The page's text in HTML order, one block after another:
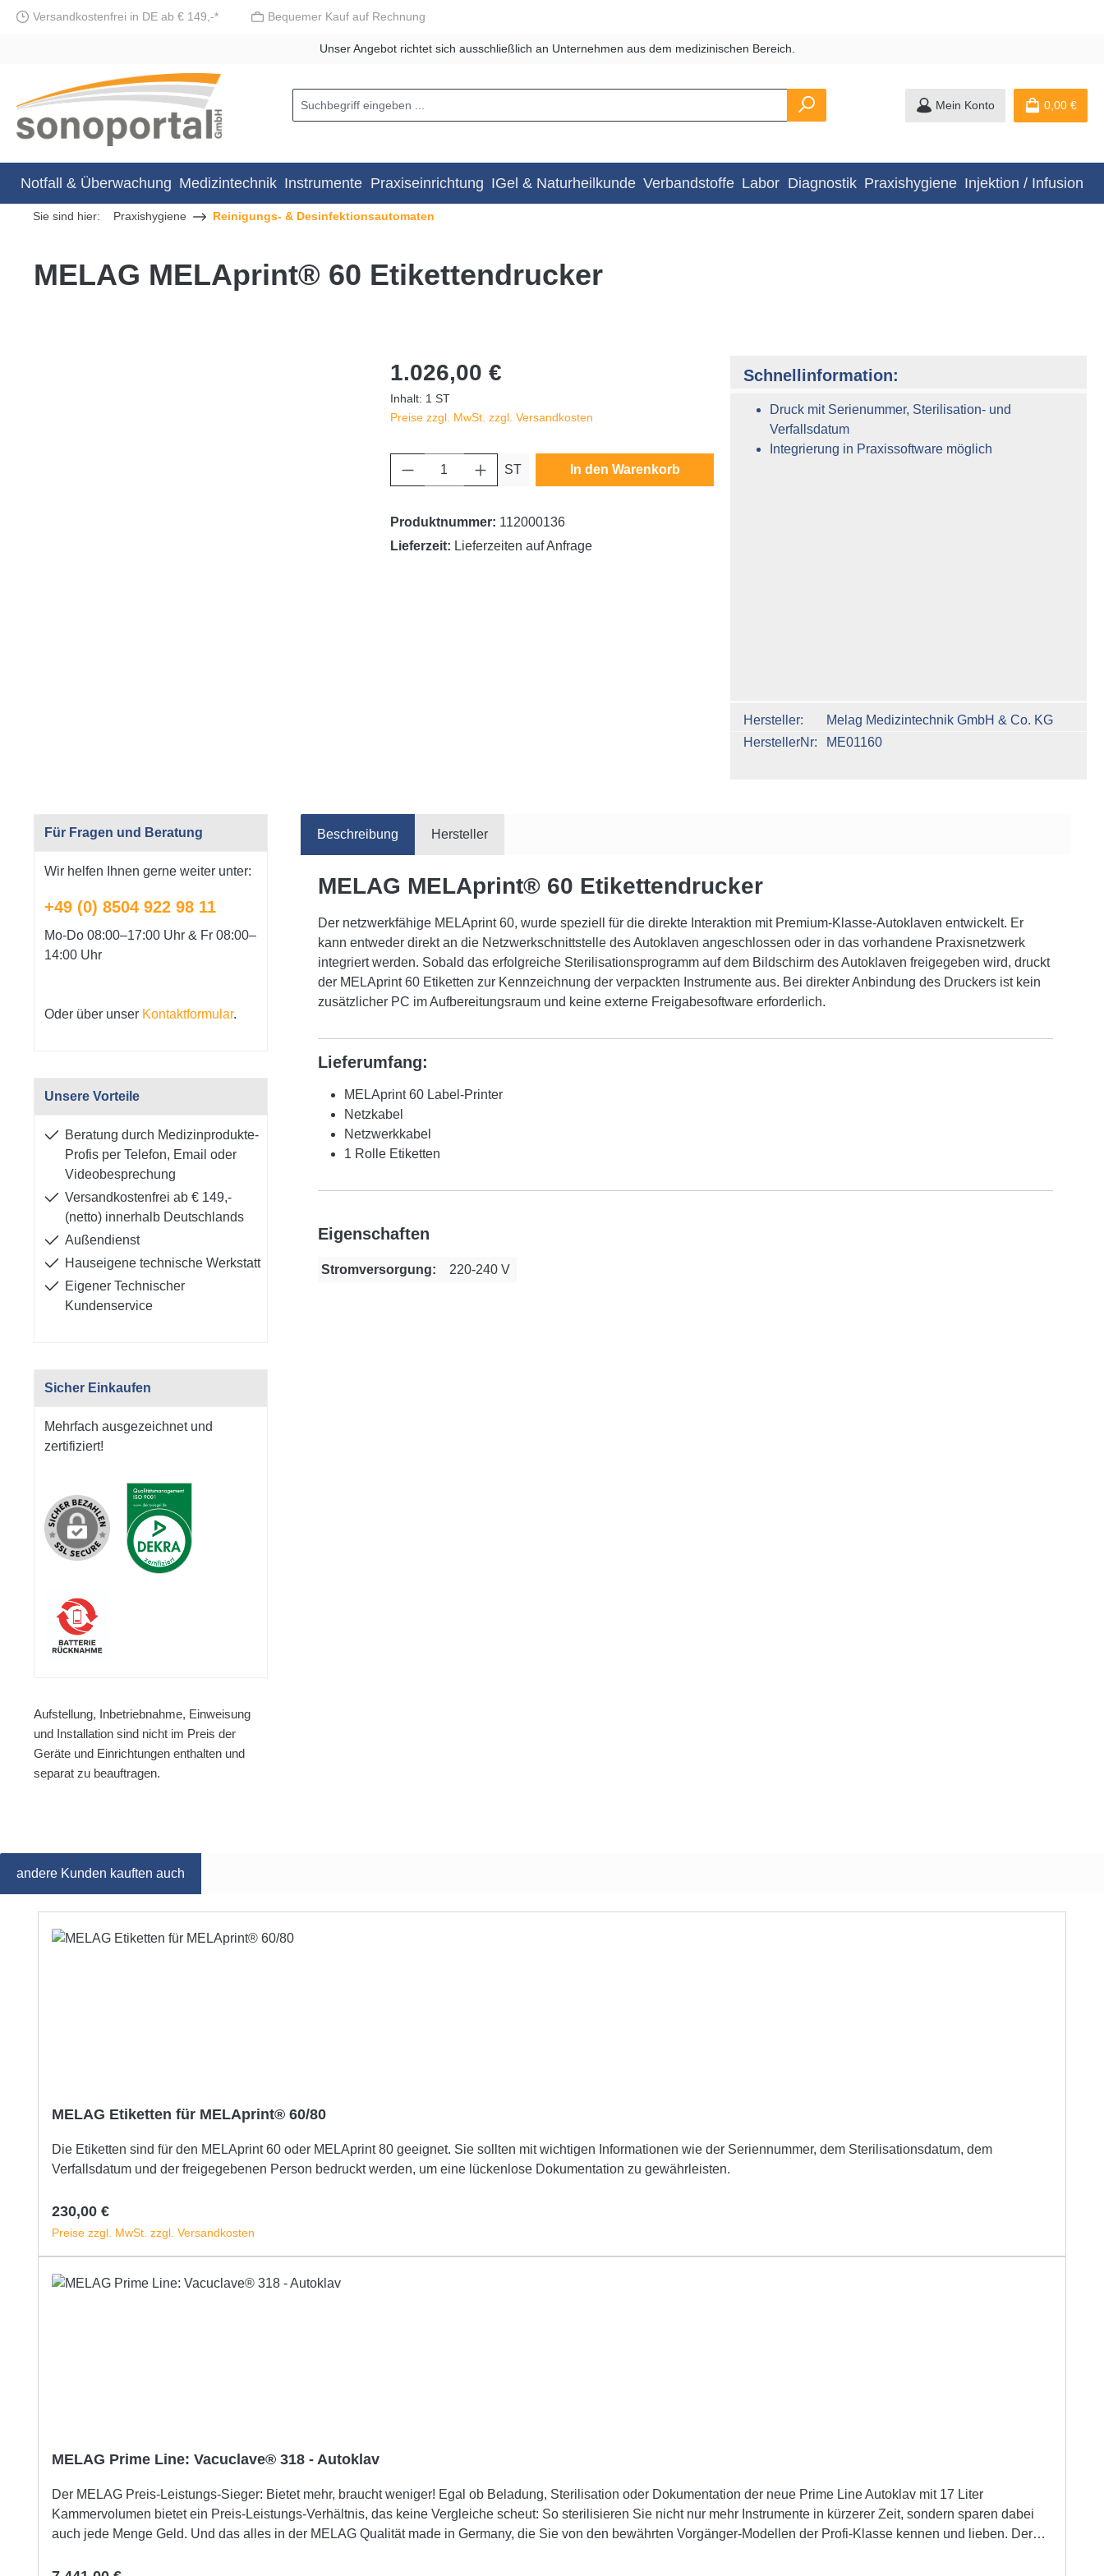
Zur Hauptnavigation springen
Versandkostenfrei in DE ab € 149,-* Bequemer Kauf auf Rechnung
Unser Angebot richtet sich ausschließlich an Unternehmen aus dem medizinischen Bereich.
Mein Konto 0,00 €
Notfall & Überwachung Medizintechnik Instrumente Praxiseinrichtung IGel & Naturheilkunde Verbandstoffe Labor Diagnostik Praxishygiene Injektion / Infusion
Sie sind hier: Praxishygiene Reinigungs- & Desinfektionsautomaten
MELAG MELAprint® 60 Etikettendrucker
1.026,00 €
Inhalt: 1 ST
Preise zzgl. MwSt. zzgl. Versandkosten
Produkt Anzahl: Gib den gewünschten Wert ein oder benutze die Schaltflächen um die Anzahl zu erhöhen oder zu reduzieren.
ST In den Warenkorb
Produktnummer: 112000136
Lieferzeit: Lieferzeiten auf Anfrage
Schnellinformation:
Druck mit Serienummer, Sterilisation- und
Verfallsdatum
Integrierung in Praxissoftware möglich
Hersteller
Melag Medizintechnik GmbH & Co. KG
HerstellerNr
ME01160
Für Fragen und Beratung
Wir helfen Ihnen gerne weiter unter:
+49 (0) 8504 922 98 11
Mo-Do 08:00–17:00 Uhr & Fr 08:00–
14:00 Uhr
Oder über unser Kontaktformular.
Unsere Vorteile
Beratung durch Medizinprodukte-
Profis per Telefon, Email oder
Videobesprechung
Versandkostenfrei ab € 149,-
(netto) innerhalb Deutschlands
Außendienst
Hauseigene technische Werkstatt
Eigener Technischer
Kundenservice
Sicher Einkaufen
Mehrfach ausgezeichnet und
zertifiziert!
Aufstellung, Inbetriebnahme, Einweisung
und Installation sind nicht im Preis der
Geräte und Einrichtungen enthalten und
separat zu beauftragen.
Beschreibung Hersteller
MELAG MELAprint® 60 Etikettendrucker
Der netzwerkfähige MELAprint 60, wurde speziell für die direkte Interaktion mit Premium-Klasse-Autoklaven entwickelt. Er
kann entweder direkt an die Netzwerkschnittstelle des Autoklaven angeschlossen oder in das vorhandene Praxisnetzwerk
integriert werden. Sobald das erfolgreiche Sterilisationsprogramm auf dem Bildschirm des Autoklaven freigegeben wird, druckt
der MELAprint 60 Etiketten zur Kennzeichnung der verpackten Instrumente aus. Bei direkter Anbindung des Druckers ist kein
zusätzlicher PC im Aufbereitungsraum und keine externe Freigabesoftware erforderlich.
Lieferumfang:
MELAprint 60 Label-Printer
Netzkabel
Netzwerkkabel
1 Rolle Etiketten
Eigenschaften
Stromversorgung: 220-240 V
andere Kunden kauften auch
MELAG Etiketten für MELAprint® 60/80
Die Etiketten sind für den MELAprint 60 oder MELAprint 80 geeignet. Sie sollten mit wichtigen Informationen wie der Seriennummer, dem Sterilisationsdatum, dem
Verfallsdatum und der freigegebenen Person bedruckt werden, um eine lückenlose Dokumentation zu gewährleisten.
Regulärer Preis:
230,00 €
Preise zzgl. MwSt. zzgl. Versandkosten
MELAG Prime Line: Vacuclave® 318 - Autoklav
Der MELAG Preis-Leistungs-Sieger: Bietet mehr, braucht weniger! Egal ob Beladung, Sterilisation oder Dokumentation der neue Prime Line Autoklav mit 17 Liter
Kammervolumen bietet ein Preis-Leistungs-Verhältnis, das keine Vergleiche scheut: So sterilisieren Sie nicht nur mehr Instrumente in kürzerer Zeit, sondern sparen dabei
auch jede Menge Geld. Und das alles in der MELAG Qualität made in Germany, die Sie von den bewährten Vorgänger-Modellen der Profi-Klasse kennen und lieben. Der